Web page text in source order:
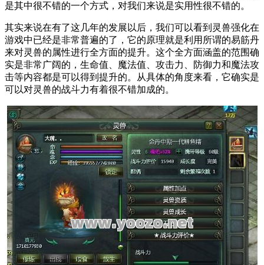
是其中很不错的一个方式，对我们来说是实用性很不错的。
其实来说在有了这几年的发展以后，我们可以看到灵兽强化在
游戏中已经是非常普遍的了，它的原理就是利用所谓的易筋丹
来对灵兽的属性进行全方面的提升。这个全方面涵盖的范围确
实是非常广阔的，生命值、魔法值、攻击力、防御力和魔法攻
击等内容都是可以得到提升的。从具体的角度来看，它确实是
可以对灵兽的战斗力有着很不错加成的。